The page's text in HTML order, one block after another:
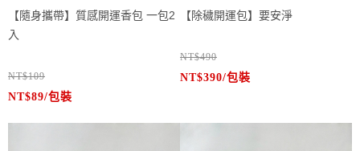
✔ 可吊掛於窗戶、門邊、帳篷、嬰兒
車等通風處，亦可隨身攜帶外出使用
運動族群、孕婦與小朋友使用
✔ 為您與家人打造天然安全的驅蚊保
✔ 隨身攜帶，增強個人運勢
【隨身攜帶】質感開運香包 一包2
入
✨【除穢開運包】✨
淨化磁場・轉運開運・迎來好運新氣
象！
你是否覺得最近運勢不順、總有莫名
的壓力或卡卡的感覺？嚴選天然草本，純手
NT$109
NT$89/包裝
【除穢開運包】要安淨
✨【除穢開運包】✨
淨化磁場・轉運開運・迎來好運新氣
你是否覺得最近運勢不順、總有莫名
讓專為淨化與開運設計的【除穢開運
工製作
使用方式：
NT$490
NT$390/包裝